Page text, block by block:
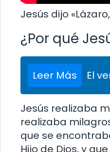
Jesús dijo
¿Por qué
Leer Más El
Jesús realizaba
realizaba
que se
Hijo de Dios, y